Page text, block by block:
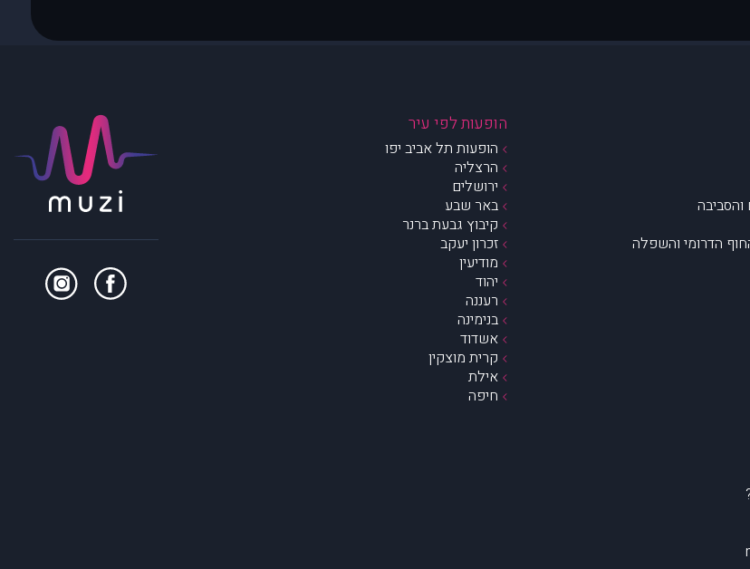
והסביבה
הדרומי והשפלה
הופעות לפי עיר
הופעות תל אביב יפו
הרצליה
ירושלים
באר שבע
קיבוץ גבעת ברנר
זכרון יעקב
מודיעין
יהוד
רעננה
בנימינה
אשדוד
קרית מוצקין
אילת
חיפה